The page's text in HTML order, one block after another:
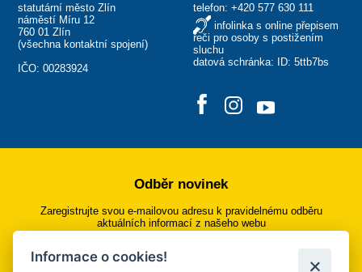
statutární město Zlín
náměstí Míru 12
760 01 Zlín
(všechna kontaktní spojení)
IČO: 00283924
telefon: +420 577 630 111
infolinka s online přepisem
řeči pro osoby s postižením
sluchu
datová schránka: ID: 5ttb7bs
Odběr novinek
Zaregistrujte svou e-mailovou adresu k pravidelnému odběru
aktuálních informací z našeho webu
Přihlásit se k odběru
Informace o cookies!